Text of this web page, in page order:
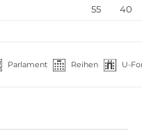
55 40
Parlament Reihen U-